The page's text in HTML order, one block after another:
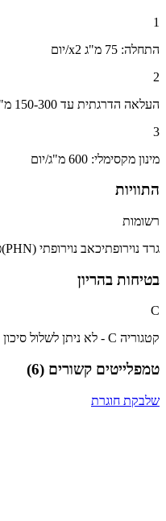
1
התחלה: 75 מ"ג x2/יום
2
העלאה הדרגתית עד 150-300 מ"ג x2/יום
3
מינון מקסימלי: 600 מ"ג/יום
התוויות
רשומות
גרד נוירופתיכאב נוירופתי (PHN)
בטיחות בהריון
C
קטגוריה C - לא ניתן לשלול סיכון
טמפלייטים קשורים (6
)
שלבקת חוגרת